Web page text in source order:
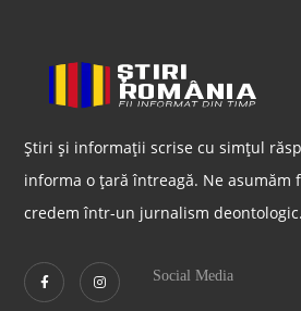
Știri și informații scrise cu simțul
informa o țară întreagă. Ne asumăm
credem într-un jurnalism deontologic.
Social Media